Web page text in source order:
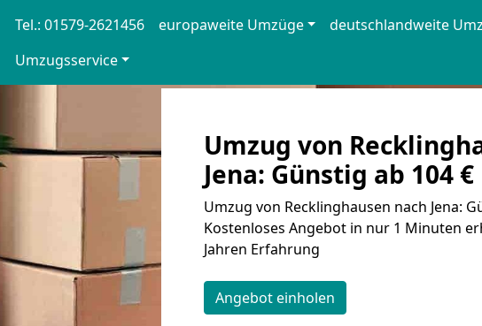
Tel.: 01579-2621456 europaweite Umzüge
deutschlandweite
Umzugsservice
Umzug von
Jena: Günstig ab 104 €
Umzug von Recklinghausen nach Jena:
Kostenloses Angebot in nur 1 Minuten
Jahren Erfahrung
Angebot einholen